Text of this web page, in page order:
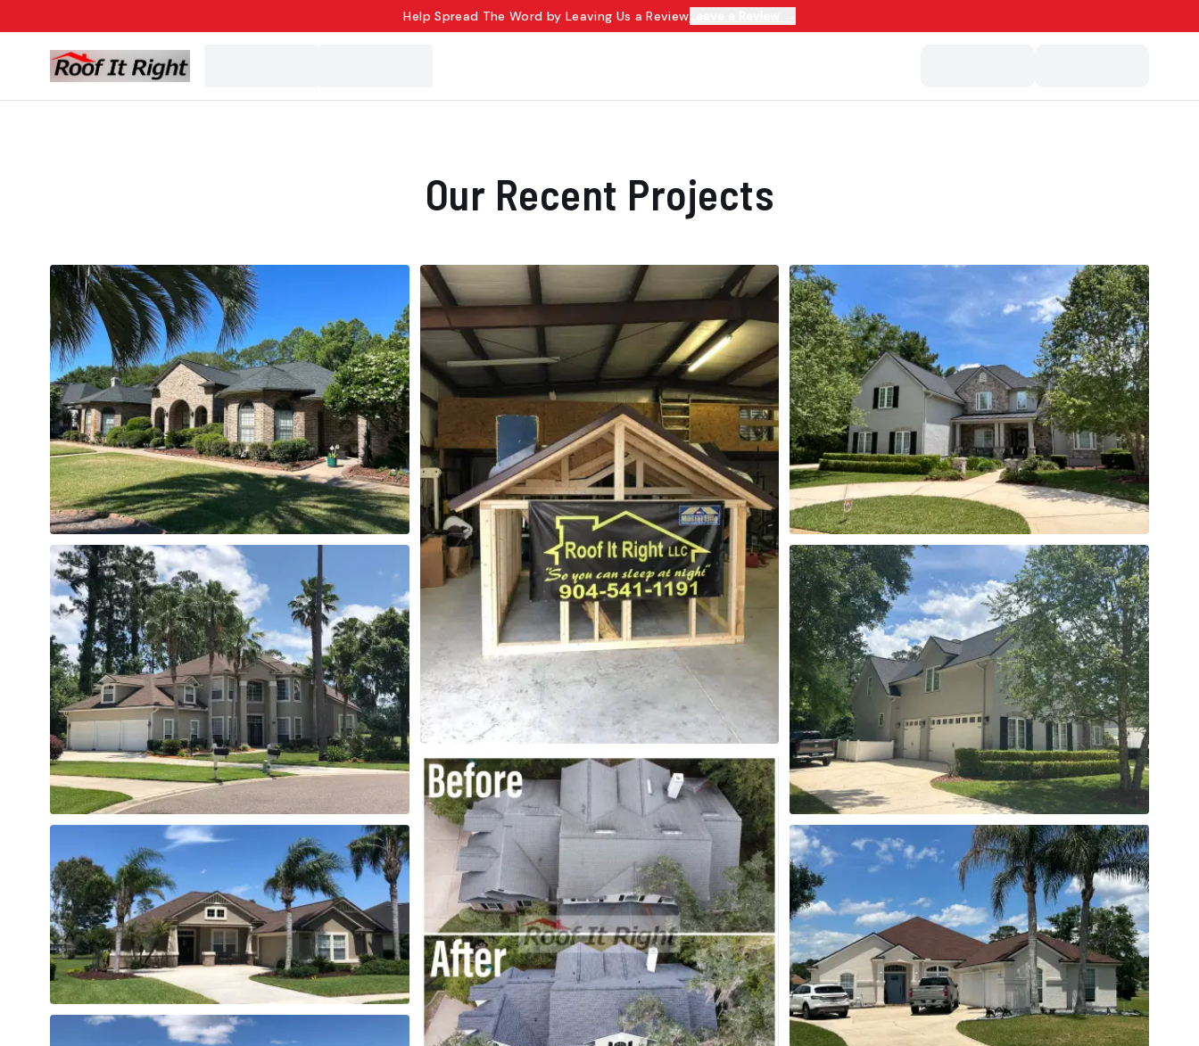
Help Spread The Word by Leaving Us a Review
Our Recent Projects​​​​‌ ‍ ​‍​‍‌‍ ‌ ​‍‌‍‍‌‌‍‌ ‌‍‍‌‌‍ ‍​‍​‍​ ‍‍​‍​‍‌ ​ ‌‍​‌‌‍ ‍‌‍‍‌‌ ‌​‌ ‍‌​‍ ‍‌‍‍‌‌‍ ​‍​‍​‍ ​​‍​‍‌‍‍​‌ ​‍‌‍‌‌‌‍‌‍​‍​‍​ ‍‍​‍​‍‌‍‍​‌ ‌​‌ ‌​‌ ​​​ ‍‍​‍ ​‍ ‌‍ ​‌‍ ‌‍​ ‌‍​‌‌‍ ​‌‍‍​‌‍ ‌ ​ ‌ ‌​​ ‍‍​ ​ ​ ​ ​ ​ ​ ​ ​‍ ‌‍‍‌‌‍ ‍‌ ‌​‌‍‌‌‌‍ ‍‌ ‌​​‍ ‌‍‌‌‌‍‌​‌‍‍‌‌ ‌​​‍ ‌‍ ‌‌‍ ‌‍‌​‌‍‌‌​ ‌‌ ​​‌ ​‍‌‍‌‌‌ ​ ‌‍‌‌‌‍ ‍‌ ‌​‌‍​‌‌ ‌​‌‍‍‌‌‍ ‌‍ ‍​ ‍ ‌‍‍‌‌‍‌​​ ‌‌ ​​‌‍​‌‌‍‌ ‌‍‌‌​‍ ‌‌‍‌ ‌‍​‌‌‍ ​‌‍ ​‌‍‌‌‌ ​‍‌ ‍‌​ ‍ ‌ ‌​‌ ‍‌‌ ​​‌‍‌‌​ ‌‌ ​​‌‍​‌‌‍‌ ‌‍‌‌​ ‍ ‌ ​​‌‍​‌‌ ‌​‌‍‍​​ ‌‌ ​​‌‍​‌‌‍‌ ‌‍‌‌‌​​‍‌ ‌‌‌‍‍‌‌‍ ​‌‍‌​‌‍‌‌‌ ​‍​‍‌‌​ ‌‌‌​​‍‌‌ ‌‍‍ ‌‍‌‌‌ ‍‌​‍‌‌​ ​ ‌​‌​​‍‌‌​ ​ ‌​‌​​‍‌‌​ ​‍​ ​‍‌‍​ ‌‍​‌‌‍‌‍​ ‍‌​ ‍‌​ ‍‌​ ‌​​ ‌‍​ ‍​​ ‌​​ ‍​​ ‌‍​‍‌‌​ ​‍​ ​‍​‍‌‌​ ‌‌‌​‌​​‍ ‍‌ ‌​‌‍‍‌‌ ‌​‌‍ ​‌‍‌‌​ ‌‍​‍‌‍​‌‌ ​ ‌‍‌‌‌‌‌‌‌ ​‍‌‍ ​​ ‌‌‍‍​‌ ‌​‌ ‌​‌ ​​​‍‌‌​ ​ ‌​​‌​‍‌‌​ ​‍‌​‌‍​‍‌‌​ ​‍‌​‌‍‌‍ ​‌‍ ‌‍​ ‌‍​‌‌‍ ​‌‍‍​‌‍ ‌ ​ ‌ ‌​​‍‌‌​ ​ ‌​​‌​ ​ ​ ​ ​ ​ ​ ​ ​‍‌‍‌‍‍‌‌‍‌​​ ‌‌ ​​‌‍​‌‌‍‌ ‌‍‌‌​‍ ‌‌‍‌ ‌‍​‌‌‍ ​‌‍ ​‌‍‌‌‌ ​‍‌ ‍‌​‍‌‍‌ ‌​‌ ‍‌‌ ​​‌‍‌‌​ ‌‌ ​​‌‍​‌‌‍‌ ‌‍‌‌​‍‌‍‌ ​​‌‍​‌‌ ‌​‌‍‍​​ ‌‌ ​​‌‍​‌‌‍‌ ‌‍‌‌‌​​‍‌ ‌‌‌‍‍‌‌‍ ​‌‍‌​‌‍‌‌‌ ​‍​‍‌‌​ ‌‌‌​​‍‌‌ ‌‍‍ ‌‍‌‌‌ ‍‌​‍‌‌​ ​ ‌​‌​​‍‌‌​ ​ ‌​‌​​‍‌‌​ ​‍​ ​‍‌‍​ ‌‍​‌‌‍‌‍​ ‍‌​ ‍‌​ ‍‌​ ‌​​ ‌‍​ ‍​​ ‌​​ ‍​​ ‌‍​‍‌‌​ ​‍​ ​‍​‍‌‌​ ‌‌‌​‌​​‍ ‍‌ ‌​‌‍‍‌‌ ‌​‌‍ ​‌‍‌‌​‍‌‍‌ ​​‌‍‌‌‌ ​‍‌ ​ ‌ ​​‌‍‌‌‌‍​ ‌ ‌​‌‍‍‌‌ ‌‍‌‍‌‌​ ‌‌ ​​‌ ‌‌‌‍​‍‌‍ ​‌‍‍‌‌ ​ ‌‍‍​‌‍‌‌‌‍‌​​‍​‍‌ ‌